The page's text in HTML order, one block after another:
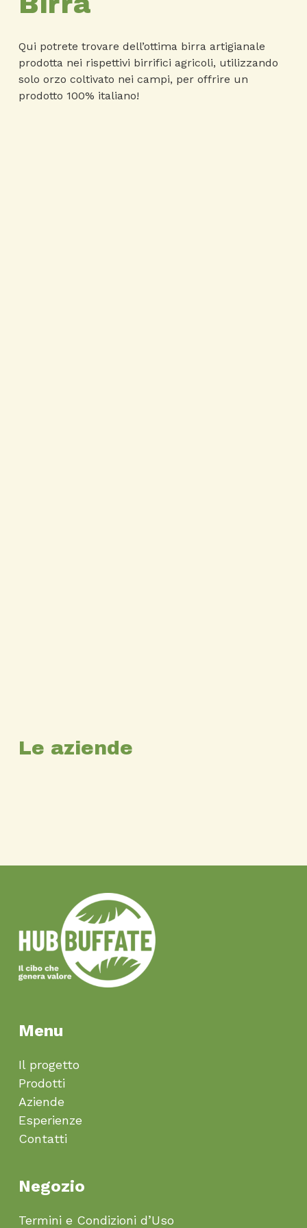
Qui potrete trovare dell’ottima birra artigianale
prodotta nei rispettivi birrifici agricoli, utilizzando
solo orzo coltivato nei campi, per offrire un
prodotto 100% italiano!
Le aziende
Menu
Il progetto
Prodotti
Aziende
Esperienze
Contatti
Negozio
Termini e Condizioni d’Uso